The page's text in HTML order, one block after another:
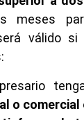
meses
válido si
o comercial